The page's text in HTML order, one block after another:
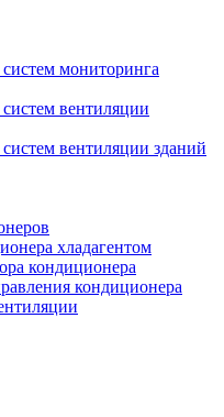
мониторинга
вентиляции
вентиляции зданий
хладагентом
кондиционера
кондиционера